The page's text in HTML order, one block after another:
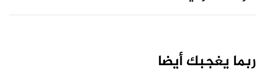
ربما يغجبك أيضا